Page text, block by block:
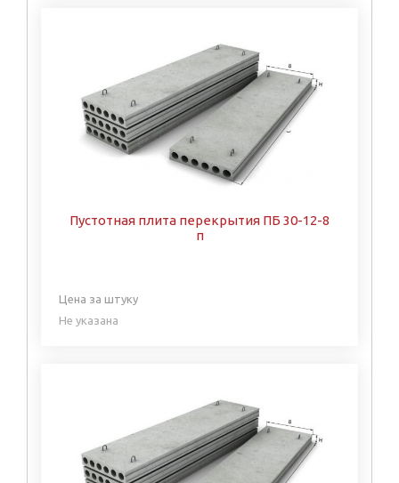
Пустотная плита перекрытия ПБ 30-12-8
п
Цена за штуку
Не указана